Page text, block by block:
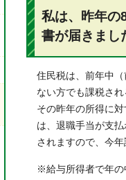
私は、昨年の
書が届きまし
住民税は、前年中
ない方でも課税さ
その昨年の所得に
は、退職手当が支
されますので、今
※給与所得者で年の